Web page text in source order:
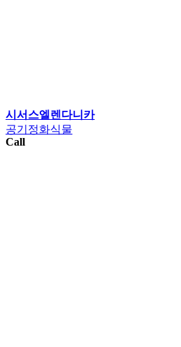
시서스엘렌다니카
공기정화식물
Call